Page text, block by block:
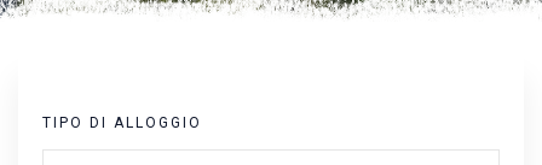
TIPO DI ALLOGGIO